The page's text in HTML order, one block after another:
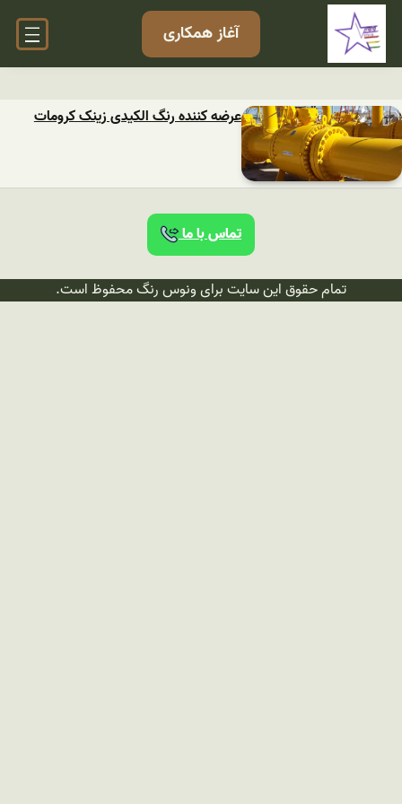
آغاز همکاری
عرضه کننده رنگ الکیدی زینک کرومات
تماس با ما
تمام حقوق این سایت برای ونوس رنگ محفوظ است.